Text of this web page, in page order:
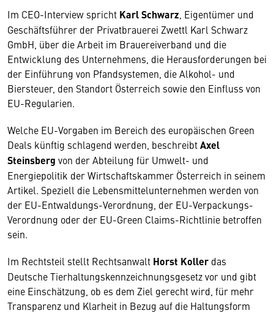
Im CEO-Interview spricht Karl Schwarz , Eigentümer und
Geschäftsführer der Privatbrauerei Zwettl Karl Schwarz
GmbH, über die Arbeit im Brauereiverband und die
Entwicklung des Unternehmens, die Herausforderungen bei
der Einführung von Pfandsystemen, die Alkohol- und
Biersteuer, den Standort Österreich sowie den Einfluss von
EU-Regularien.
Welche EU-Vorgaben im Bereich des europäischen Green
Deals künftig schlagend werden, beschreibtAxel
Steinsberg von der Abteilung für Umwelt- und
Energiepolitik der Wirtschaftskammer Österreich in seinem
Artikel. Speziell die Lebensmittelunternehmen werden von
der EU-Entwaldungs-Verordnung, der EU-Verpackungs-
Verordnung oder der EU-Green Claims-Richtlinie betroffen
sein.
Im Rechtsteil stellt Rechtsanwalt Horst Koller das
Deutsche Tierhaltungskennzeichnungsgesetz vor und gibt
eine Einschätzung, ob es dem Ziel gerecht wird, für mehr
Transparenz und Klarheit in Bezug auf die Haltungsform